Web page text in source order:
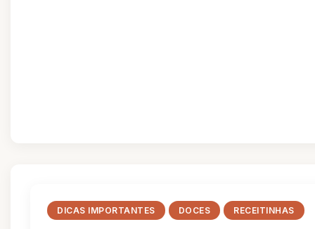
DICAS IMPORTANTES DOCES RECEITINHAS